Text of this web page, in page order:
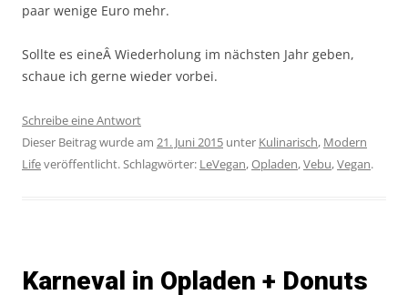
paar wenige Euro mehr.
Sollte es eineÂ Wiederholung im nächsten Jahr geben,
schaue ich gerne wieder vorbei.
Schreibe eine Antwort
Dieser Beitrag wurde am 21. Juni 2015 unter Kulinarisch, Modern
Lifeveröffentlicht. Schlagwörter: LeVegan,Opladen,Vebu,Vegan.
Karneval in Opladen + Donuts